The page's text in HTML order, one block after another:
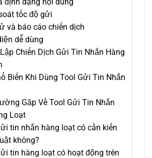
tốc độ gửi
và báo cáo chiến dịch
dễ dùng
Chiến Dịch Gửi Tin Nhắn Hàng
Biến Khi Dùng Tool Gửi Tin Nhắn
Gặp Về Tool Gửi Tin Nhắn
Loạt
tin nhắn hàng loạt có cần kiến
không?
tin hàng loạt có hoạt động trên